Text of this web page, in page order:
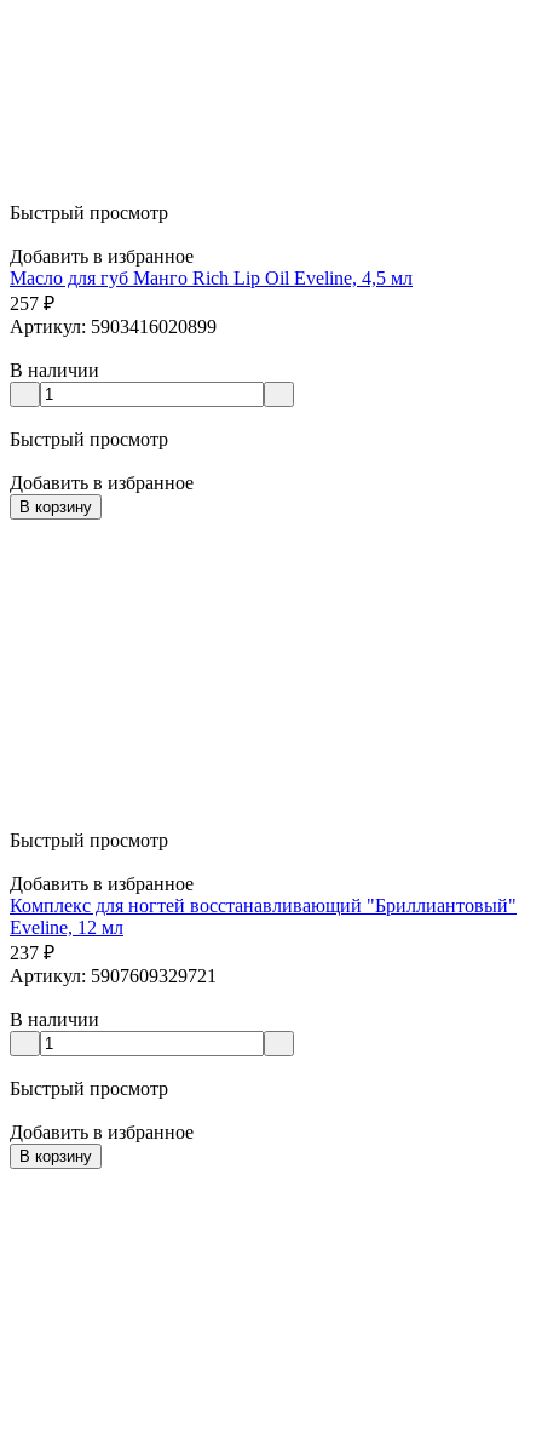
Быстрый просмотр
Добавить в избранное
Масло для губ Манго Rich Lip Oil Eveline, 4,5 мл
257 ₽
Артикул: 5903416020899
В наличии
Быстрый просмотр
Добавить в избранное
В корзину
Быстрый просмотр
Добавить в избранное
Комплекс для ногтей восстанавливающий "Бриллиантовый"
Eveline, 12 мл
237 ₽
Артикул: 5907609329721
В наличии
Быстрый просмотр
Добавить в избранное
В корзину